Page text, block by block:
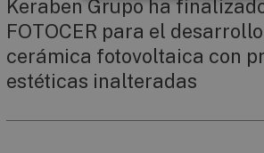
Keraben Grupo ha
FOTOCER para el
cerámica fotovoltaica con
estéticas inalteradas